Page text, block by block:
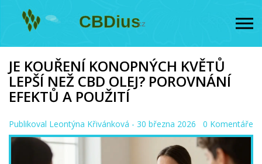
JE KOUŘENÍ KONOPNÝCH KVĚTŮ
LEPŠÍ NEŽ CBD OLEJ? POROVNÁNÍ
EFEKTŮ A POUŽITÍ
Publikoval Leontýna Křivánková - 30 března 2026 0 Komentáře